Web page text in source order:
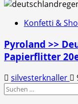
Konfetti &
Pyroland >>
Papierflitter
silvesterknaller
Suchen